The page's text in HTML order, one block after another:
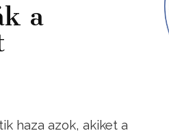
a
haza azok, akiket a